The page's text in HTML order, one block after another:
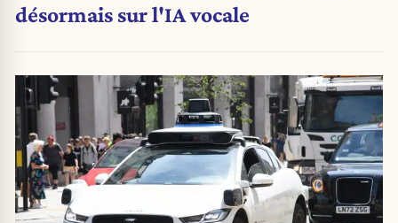
désormais sur l'IA vocale